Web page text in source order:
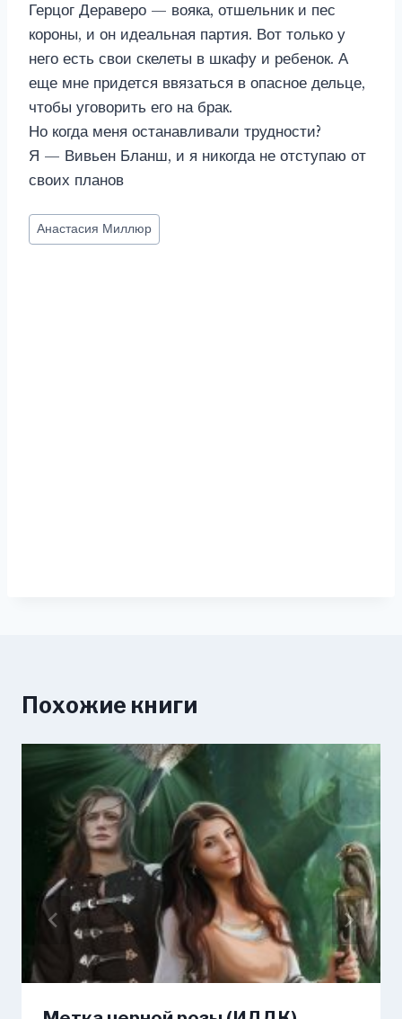
Герцог Дераверо — вояка, отшельник и пес
короны, и он идеальная партия. Вот только у
него есть свои скелеты в шкафу и ребенок. А
еще мне придется ввязаться в опасное дельце,
чтобы уговорить его на брак.
Но когда меня останавливали трудности?
Я — Вивьен Бланш, и я никогда не отступаю от
своих планов
Метки
записи:
Анастасия Миллюр
Похожие книги